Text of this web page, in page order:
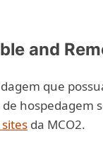
and
que
hospedagem
da MCO2.